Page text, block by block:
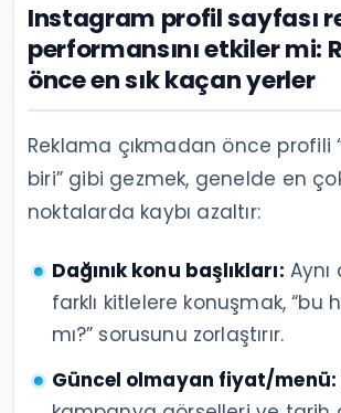
Instagram profil sayfası
performansını etkiler mi:
önce en sık kaçan yerler
Reklama çıkmadan önce profili
biri” gibi gezmek, genelde en
noktalarda kaybı azaltır:
Dağınık konu başlıkları:
farklı kitlelere konuşmak, “bu
mı?” sorusunu zorlaştırır.
Güncel olmayan fiyat/menü: